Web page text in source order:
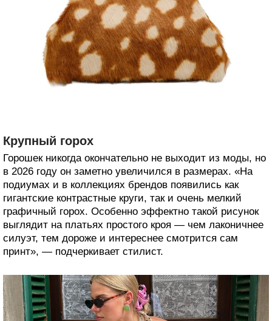
Крупный горох
Горошек никогда окончательно не выходит из моды, но
в 2026 году он заметно увеличился в размерах. «На
подиумах и в коллекциях брендов появились как
гигантские контрастные круги, так и очень мелкий
графичный горох. Особенно эффектно такой рисунок
выглядит на платьях простого кроя — чем лаконичнее
силуэт, тем дороже и интереснее смотрится сам
принт», — подчеркивает стилист.